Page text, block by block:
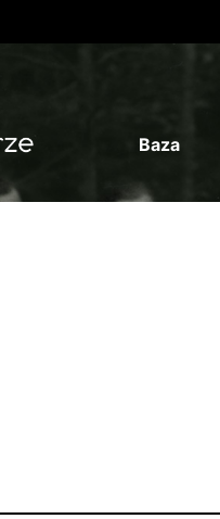
Baza